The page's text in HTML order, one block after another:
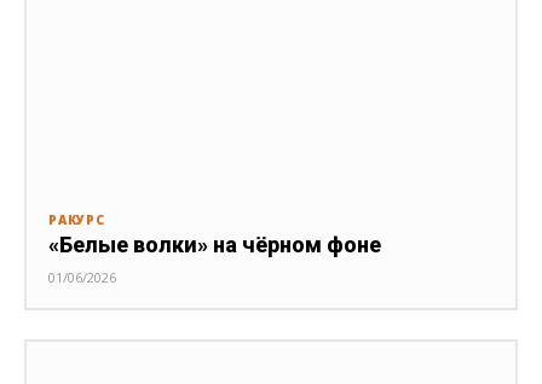
РАКУРС
«Белые волки» на чёрном фоне
01/06/2026